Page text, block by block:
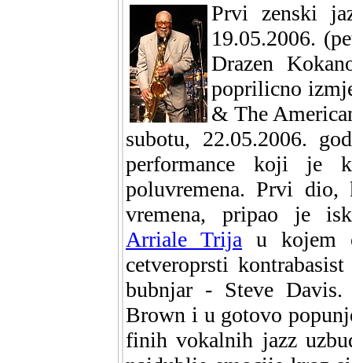
Prvi zenski
19.05.2006.
Drazen
poprilicno
& The
subotu, 22.05.2006.
performance koji je
poluvremena. Prvi
vremena, pripao je
Arriale Trija u kojem
cetveroprsti
bubnjar - Steve
Brown i u gotovo
finih vokalnih jazz